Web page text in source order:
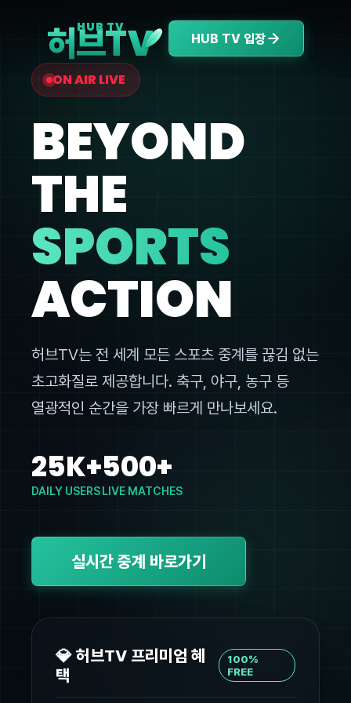
HUB TV
허브TV HUB TV 입장
ON AIR LIVE
BEYOND
THE
SPORTS
ACTION
허브TV는 전 세계 모든 스포츠 중계를 끊김 없는
초고화질로 제공합니다. 축구, 야구, 농구 등
열광적인 순간을 가장 빠르게 만나보세요.
25K+
DAILY USERS
500+
LIVE MATCHES
실시간 중계 바로가기
💎 허브TV 프리미엄 혜
택
100%
FREE